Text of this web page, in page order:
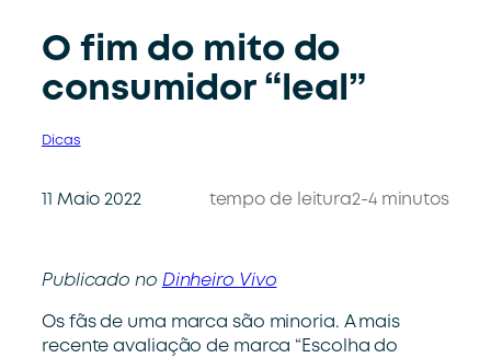
O fim do mito do
consumidor “leal”
Dicas
11 Maio 2022 tempo de leitura2-4 minutos
Publicado no Dinheiro Vivo
Os fãs de uma marca são minoria. A mais
recente avaliação de marca “Escolha do